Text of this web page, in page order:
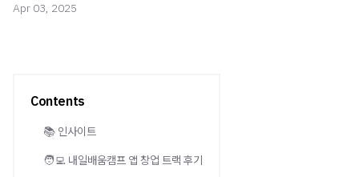
Apr 03, 2025
Contents
📚 인사이트
🧑‍💻 내일배움캠프 앱 창업 트랙 후기